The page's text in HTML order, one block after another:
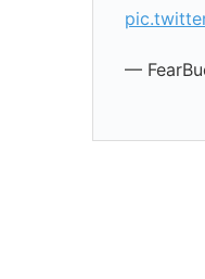
—